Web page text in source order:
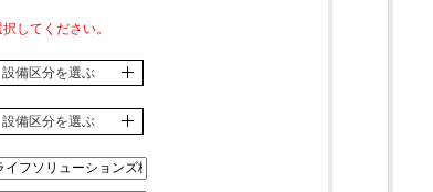
してください。
設備区分を選ぶ
設備区分を選ぶ